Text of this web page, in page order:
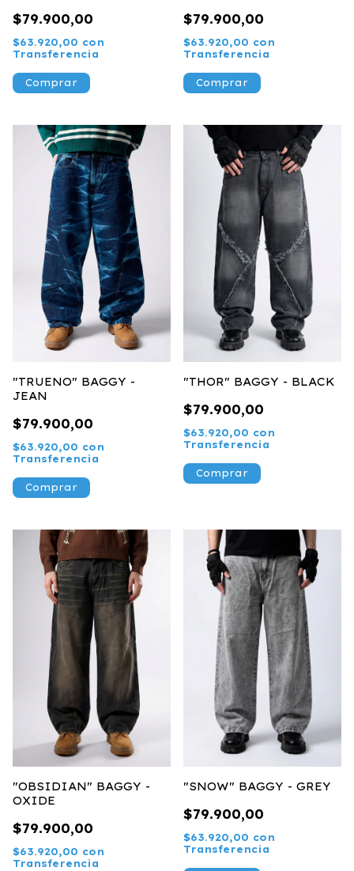
$79.900,00
$63.920,00 con
Transferencia
Comprar
$79.900,00
$63.920,00 con
Transferencia
Comprar
"TRUENO" BAGGY -
JEAN
$79.900,00
$63.920,00 con
Transferencia
Comprar
"THOR" BAGGY - BLACK
$79.900,00
$63.920,00 con
Transferencia
Comprar
"OBSIDIAN" BAGGY -
OXIDE
$79.900,00
$63.920,00 con
Transferencia
"SNOW" BAGGY - GREY
$79.900,00
$63.920,00 con
Transferencia